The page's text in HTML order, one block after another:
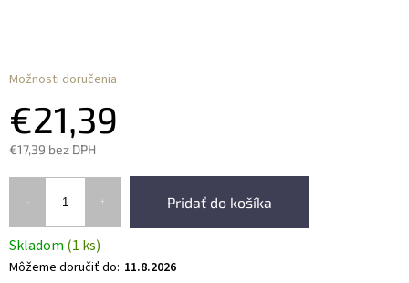
€21,39
€17,39 bez DPH
Pridať do košíka
Skladom (1 ks)
Môžeme doručiť do: 11.8.2026
Možnosti doručenia